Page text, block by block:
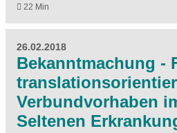
22 Min
26.02.2018
Bekanntmachung -
Verbundvorhaben
Seltenen